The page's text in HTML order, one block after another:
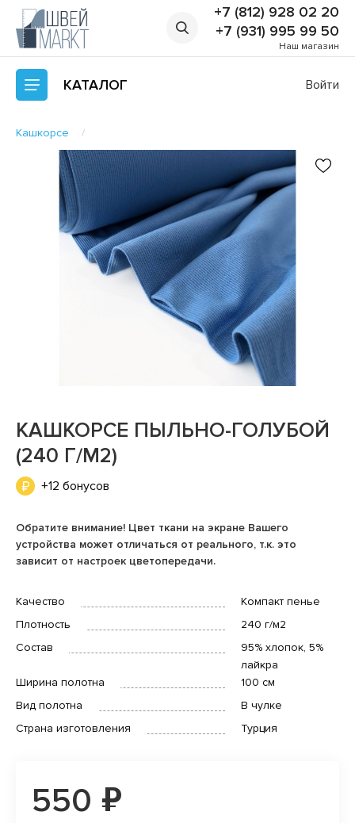
+7 (812) 928 02 20
+7 (931) 995 99 50
Наш магазин
КАТАЛОГ Войти
Кашкорсе
КАШКОРСЕ ПЫЛЬНО-ГОЛУБОЙ
(240 Г/М2)
+12 бонусов
Обратите внимание! Цвет ткани на экране Вашего
устройства может отличаться от реального, т.к. это
зависит от настроек цветопередачи.
Качество
Компакт пенье
Плотность
240 г/м2
Состав
95% хлопок, 5%
лайкра
Ширина полотна
100 см
Вид полотна
В чулке
Страна изготовления
Турция
550 ₽